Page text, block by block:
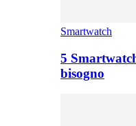
Smartwatch
5
bisogno